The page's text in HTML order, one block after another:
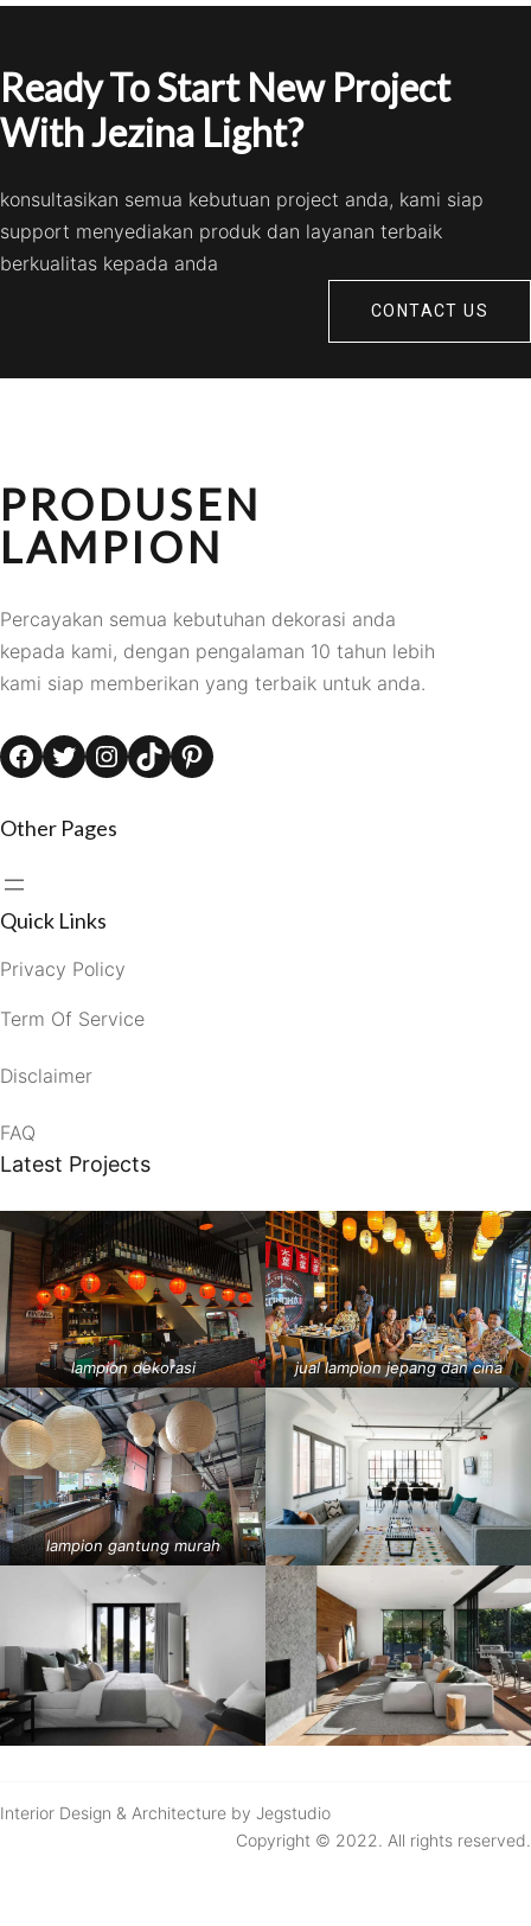
Ready To Start New Project
With Jezina Light?
konsultasikan semua kebutuan project anda, kami siap
support menyediakan produk dan layanan terbaik
berkualitas kepada anda
CONTACT US
PRODUSEN
LAMPION
Percayakan semua kebutuhan dekorasi anda
kepada kami, dengan pengalaman 10 tahun lebih
kami siap memberikan yang terbaik untuk anda.
Facebook Twitter Instagram TikTok Pinterest
Other Pages
Quick Links
Privacy Policy
Term Of Service
Disclaimer
FAQ
Latest Projects
lampion dekorasi jual lampion jepang dan cina
lampion gantung murah
Interior Design & Architecture by Jegstudio
Copyright © 2022. All rights reserved.